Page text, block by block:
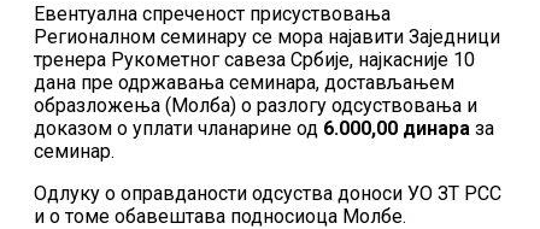
Евентуална спреченост присуствовања
Регионалном семинару се мора најавити Заједници
тренера Рукометног савеза Србије, најкасније 10
дана пре одржавања семинара, достављањем
образложења (Молба) о разлогу одсуствовања и
доказом о уплати чланарине од 6.000,00 динара за
семинар.
Одлуку о оправданости одсуства доноси УО ЗТ РСС
и о томе обавештава подносиоца Молбе.